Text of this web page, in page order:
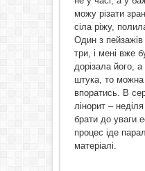
можу різати
сіла ріжу,
Один з пейзажів
три, і мені вже
дорізала його,
штука, то можна
впоратись. В
лінорит –
брати до уваги
процес іде
матеріалі.